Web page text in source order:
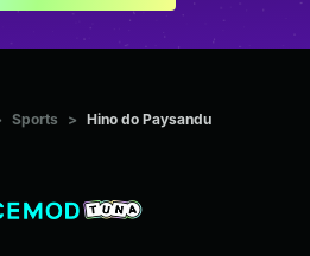
Sports > Hino do Paysandu